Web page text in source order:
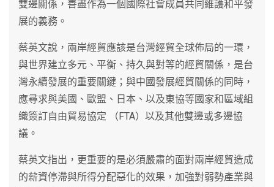
雙邊關係，善盡作為一個國際社會成員共同維護和平發
展的義務。
蔡英文說，兩岸經貿應該是台灣經貿全球佈局的一環，
與世界建立多元、平衡、持久與對等的經貿關係，是台
灣永續發展的重要關鍵；與中國發展經貿關係的同時，
應尋求與美國、歐盟、日本、以及東協等國家和區域組
織簽訂自由貿易協定 （FTA）以及其他雙邊或多邊協
議。
蔡英文指出，更重要的是必須嚴肅的面對兩岸經貿造成
的薪資停滯與所得分配惡化的效果，加強對弱勢產業與